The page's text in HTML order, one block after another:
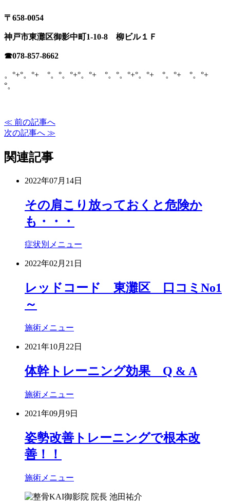
〒 658-0054
神戸市東灘区御影中町1-10-8 柳ビル１Ｆ
☎078-857-8662
。°+°。°+ °。°。°+°。°+ °。°。°+°。°+ °。°+ °。°+
°。
≪ 前の記事へ
次の記事へ ≫
関連記事
2022年07月14日
その肩こり放っておくと危険か
も・・・
症状別メニュー
2022年02月21日
レッドコード 東灘区 口コミNo1
～
施術メニュー
2021年10月22日
体幹トレーニング効果 Q & A
施術メニュー
2021年09月9日
姿勢改善トレーニングで根本改
善！！
施術メニュー